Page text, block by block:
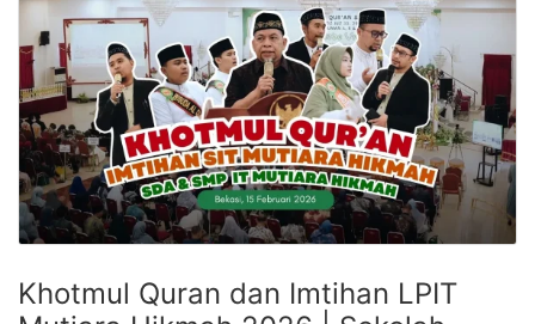
Khotmul Quran dan Imtihan LPIT